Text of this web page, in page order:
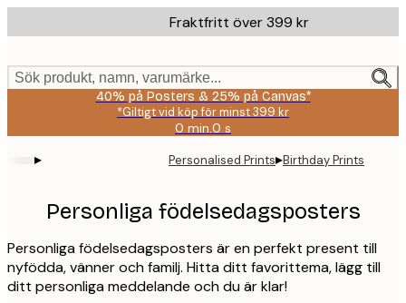
to
content.
Fraktfritt över 399 kr
Sök produkt, namn, varumärke...
40% på Posters & 25% på Canvas*
*Giltigt vid köp för minst 399 kr
0 min.0 s
Giltig
till
och
2026-
08-
▸ Personalised Prints▸Birthday Prints
Personliga födelsedagsposters
Personliga födelsedagsposters är en perfekt present till
nyfödda, vänner och familj. Hitta ditt favorittema, lägg till
ditt personliga meddelande och du är klar!